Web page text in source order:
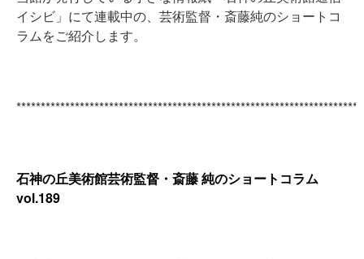
イシビ」にて連載中の、芸術監督・斎藤純のショートコ
ラムをご紹介します。
石神の丘美術館芸術監督・斎藤 純のショートコラム
vol.189